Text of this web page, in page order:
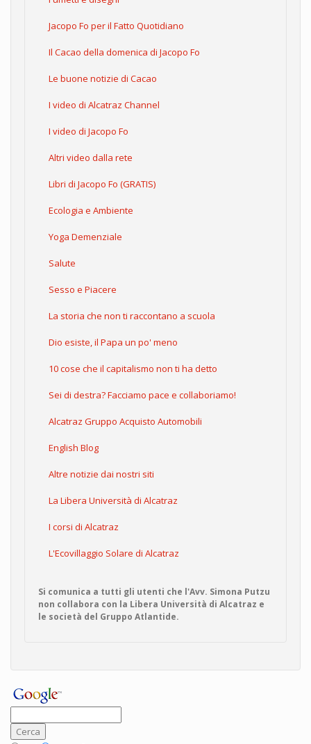
Jacopo Fo per il Fatto Quotidiano
Il Cacao della domenica di Jacopo Fo
Le buone notizie di Cacao
I video di Alcatraz Channel
I video di Jacopo Fo
Altri video dalla rete
Libri di Jacopo Fo (GRATIS)
Ecologia e Ambiente
Yoga Demenziale
Salute
Sesso e Piacere
La storia che non ti raccontano a scuola
Dio esiste, il Papa un po' meno
10 cose che il capitalismo non ti ha detto
Sei di destra? Facciamo pace e collaboriamo!
Alcatraz Gruppo Acquisto Automobili
English Blog
Altre notizie dai nostri siti
La Libera Università di Alcatraz
I corsi di Alcatraz
L'Ecovillaggio Solare di Alcatraz
Si comunica a tutti gli utenti che l'Avv. Simona Putzu
non collabora con la Libera Università di Alcatraz e
le società del Gruppo Atlantide.